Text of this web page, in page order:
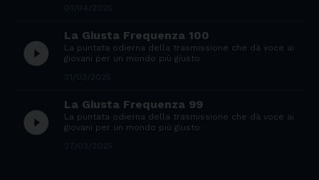
play_circle_filled
La Giusta Frequenza 100
La puntata odierna della trasmissione che dà voce ai
giovani per un mondo più giusto
play_circle_filled
La Giusta Frequenza 99
La puntata odierna della trasmissione che dà voce ai
giovani per un mondo più giusto